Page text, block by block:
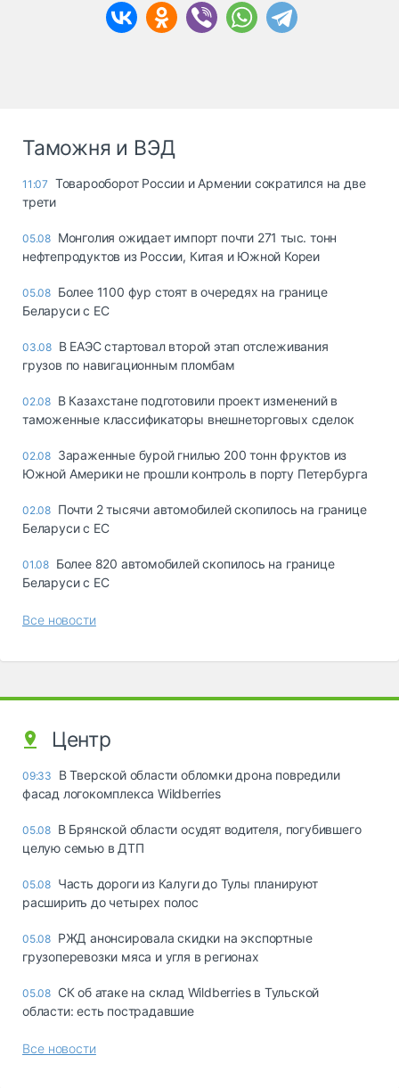
Таможня и ВЭД
11:07 Товарооборот России и Армении сократился на две
трети
05.08 Монголия ожидает импорт почти 271 тыс. тонн
нефтепродуктов из России, Китая и Южной Кореи
05.08 Более 1100 фур стоят в очередях на границе
Беларуси с ЕС
03.08 В ЕАЭС стартовал второй этап отслеживания
грузов по навигационным пломбам
02.08 В Казахстане подготовили проект изменений в
таможенные классификаторы внешнеторговых сделок
02.08 Зараженные бурой гнилью 200 тонн фруктов из
Южной Америки не прошли контроль в порту Петербурга
02.08 Почти 2 тысячи автомобилей скопилось на границе
Беларуси с ЕС
01.08 Более 820 автомобилей скопилось на границе
Беларуси с ЕС
Все новости
Центр
09:33
В Тверской области обломки дрона повредили
фасад логокомплекса Wildberries
05.08 В Брянской области осудят водителя, погубившего
целую семью в ДТП
05.08 Часть дороги из Калуги до Тулы планируют
расширить до четырех полос
05.08 РЖД анонсировала скидки на экспортные
грузоперевозки мяса и угля в регионах
05.08 СК об атаке на склад Wildberries в Тульской
области: есть пострадавшие
Все новости